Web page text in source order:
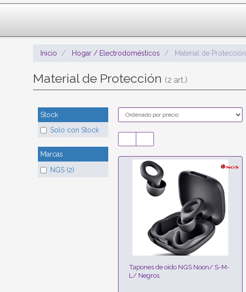
Inicio Hogar / Electrodomésticos Material de Protección
Material de Protección (2 art.)
Stock
Solo con Stock
Marcas
NGS (2)
Tapones de oído NGS Noon/ S-M-
L/ Negros